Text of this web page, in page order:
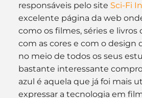
responsáveis pelo site Sci-Fi
excelente página da web
como os filmes, séries e
com as cores e com o design
no meio de todos os seus
bastante interessante
azul é aquela que já foi mais
expressar a tecnologia em